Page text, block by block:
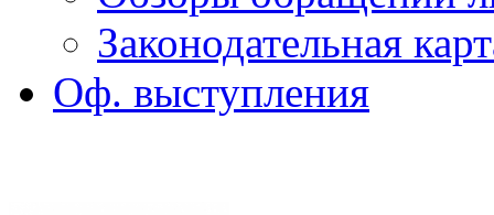
Законодательная
Оф. выступления